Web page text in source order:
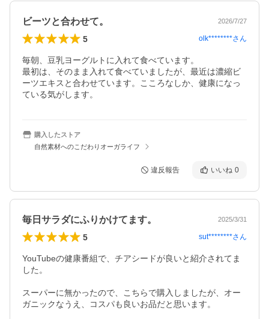
ビーツと合わせて。 2026/7/27
5 olk********さん
毎朝、豆乳ヨーグルトに入れて食べています。
最初は、そのまま入れて食べていましたが、最近は濃縮ビ
ーツエキスと合わせています。こころなしか、健康になっ
ている気がします。
購入したストア
自然素材へのこだわりオーガライフ
違反報告 いいね 0
毎日サラダにふりかけてます。 2025/3/31
5 sut********さん
YouTubeの健康番組で、チアシードが良いと紹介されてま
した。
スーパーに無かったので、こちらで購入しましたが、オー